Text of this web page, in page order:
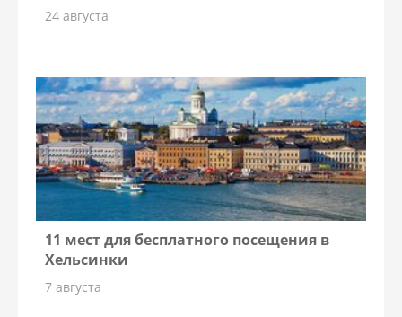
24 августа
11 мест для бесплатного посещения в
Хельсинки
7 августа